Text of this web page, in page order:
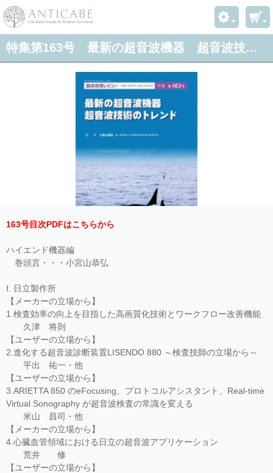
特集第163号 最新の超音波機器 超音波技術のトレンド
163号目次PDFはこちらから
ハイエンド機器編
巻頭言・・・小宮山恭弘
I. 日立製作所
【メーカーの立場から】
1.検査効率の向上を目指した高画質化技術とワークフロー改善機能
久津 将則
【ユーザーの立場から】
2.進化する超音波診断装置LISENDO 880 ～検査技師の立場から～
平出 祐一・他
【ユーザーの立場から】
3.ARIETTA 850 のeFocusing、プロトコルアシスタント、Real-time
Virtual Sonography が超音波検査の常識を変える
米山 昌司・他
【メーカーの立場から】
4.心臓血管領域における日立の超音波アプリケーション
荒井 修
【ユーザーの立場から】